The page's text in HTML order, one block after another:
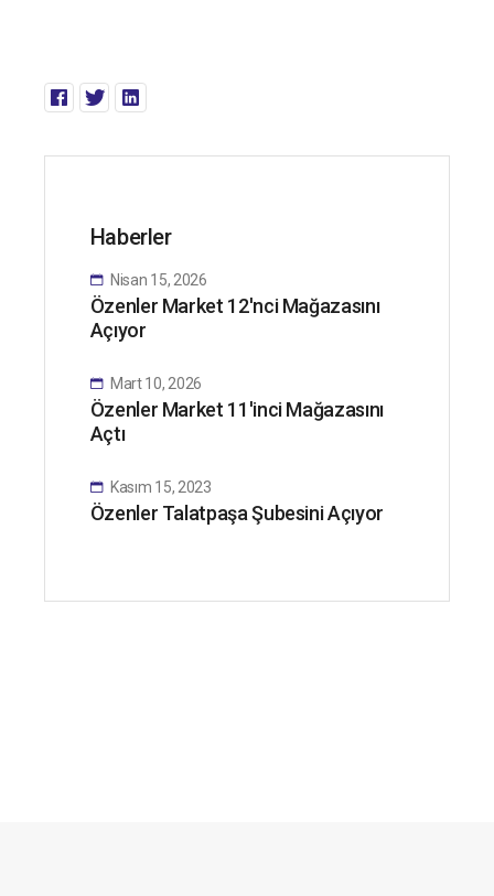
Haberler
Nisan 15, 2026
Özenler Market 12'nci Mağazasını
Açıyor
Mart 10, 2026
Özenler Market 11'inci Mağazasını
Açtı
Kasım 15, 2023
Özenler Talatpaşa Şubesini Açıyor